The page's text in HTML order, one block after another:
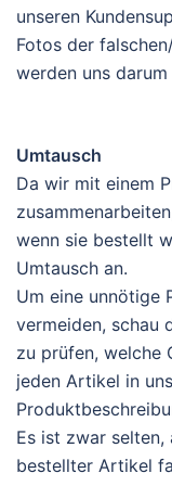
unseren
Fotos der
werden uns darum
Umtausch
Da wir mit einem
wenn sie bestellt
Umtausch an.
Um eine unnötige
vermeiden, schau
zu prüfen, welche
jeden Artikel in
Es ist zwar
bestellter Artikel